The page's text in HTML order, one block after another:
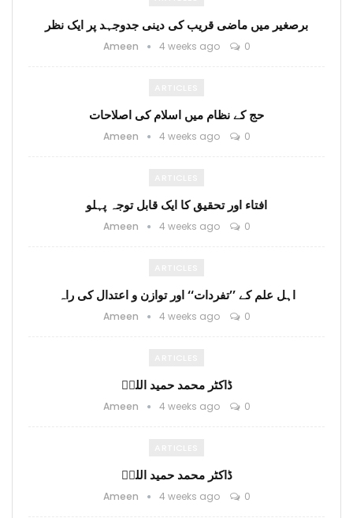
برصغیر میں ماضی قریب کی دینی جدوجہد پر ایک نظر
Ameen 4 weeks ago 0
حج کے نظام میں اسلام کی اصلاحات
Ameen 4 weeks ago 0
افتاء اور تحقیق کا ایک قابل توجہ پہلو
Ameen 4 weeks ago 0
اہل علم کے ’’تفردات‘‘ اور توازن و اعتدال کی راہ
Ameen 4 weeks ago 0
ڈاکٹر محمد حمید اللہؒ
Ameen 4 weeks ago 0
ڈاکٹر محمد حمید اللہؒ
Ameen 4 weeks ago 0